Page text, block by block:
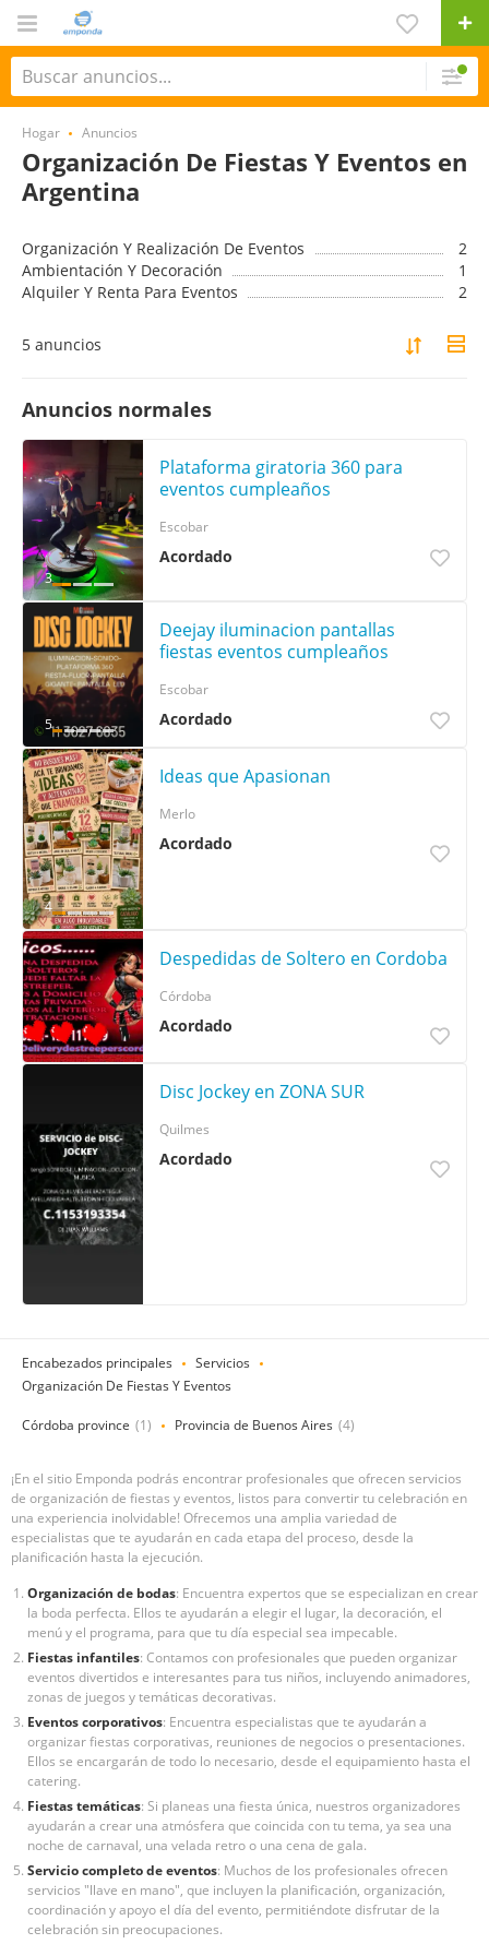
Hogar Anuncios
Organización De Fiestas Y Eventos en
Argentina
Organización Y Realización De Eventos
2
Ambientación Y Decoración
1
Alquiler Y Renta Para Eventos
2
5 anuncios
Anuncios normales
3
Plataforma giratoria 360 para
eventos cumpleaños
Acordado
Escobar
5
Deejay iluminacion pantallas
fiestas eventos cumpleaños
Acordado
Escobar
4
Ideas que Apasionan
Acordado
Merlo
Despedidas de Soltero en Cordoba
Acordado
Córdoba
Disc Jockey en ZONA SUR
Acordado
Quilmes
Encabezados principales
Servicios
Organización De Fiestas Y Eventos
Córdoba province (1) Provincia de Buenos Aires (4)
¡En el sitio Emponda podrás encontrar profesionales que ofrecen servicios
de organización de fiestas y eventos, listos para convertir tu celebración en
una experiencia inolvidable! Ofrecemos una amplia variedad de
especialistas que te ayudarán en cada etapa del proceso, desde la
planificación hasta la ejecución.
Organización de bodas: Encuentra expertos que se especializan en crear
la boda perfecta. Ellos te ayudarán a elegir el lugar, la decoración, el
menú y el programa, para que tu día especial sea impecable.
Fiestas infantiles: Contamos con profesionales que pueden organizar
eventos divertidos e interesantes para tus niños, incluyendo animadores,
zonas de juegos y temáticas decorativas.
Eventos corporativos: Encuentra especialistas que te ayudarán a
organizar fiestas corporativas, reuniones de negocios o presentaciones.
Ellos se encargarán de todo lo necesario, desde el equipamiento hasta el
catering.
Fiestas temáticas: Si planeas una fiesta única, nuestros organizadores
ayudarán a crear una atmósfera que coincida con tu tema, ya sea una
noche de carnaval, una velada retro o una cena de gala.
Servicio completo de eventos: Muchos de los profesionales ofrecen
servicios "llave en mano", que incluyen la planificación, organización,
coordinación y apoyo el día del evento, permitiéndote disfrutar de la
celebración sin preocupaciones.